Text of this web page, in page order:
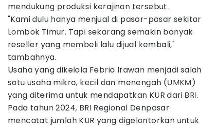
mendukung produksi kerajinan tersebut.
"Kami dulu hanya menjual di pasar-pasar sekitar
Lombok Timur. Tapi sekarang semakin banyak
reseller yang membeli lalu dijual kembali,"
tambahnya.
Usaha yang dikelola Febrio Irawan menjadi salah
satu usaha mikro, kecil dan menengah (UMKM)
yang diterima untuk mendapatkan KUR dari BRI.
Pada tahun 2024, BRI Regional Denpasar
mencatat jumlah KUR yang digelontorkan untuk